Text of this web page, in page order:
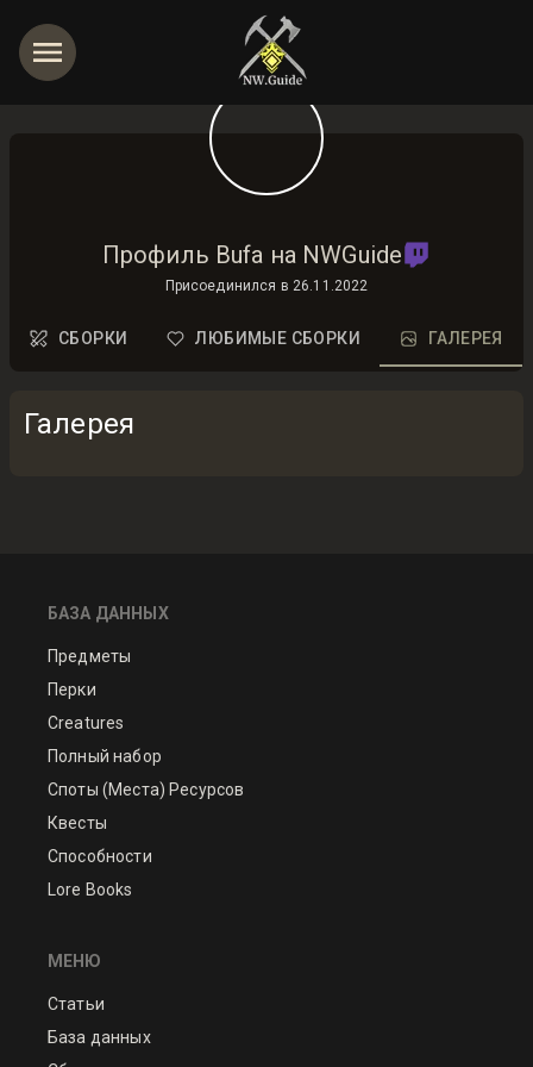
Профиль Bufa на NWGuide
Присоединился в 26.11.2022
СБОРКИ ЛЮБИМЫЕ СБОРКИ ГАЛЕРЕЯ
Галерея
БАЗА ДАННЫХ
Предметы
Перки
Creatures
Полный набор
Споты (Места) Ресурсов
Квесты
Способности
Lore Books
МЕНЮ
Статьи
База данных